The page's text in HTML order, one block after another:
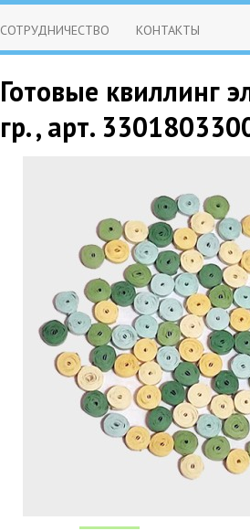
СОТРУДНИЧЕСТВО КОНТАКТЫ
Готовые квиллинг
гр. , арт.